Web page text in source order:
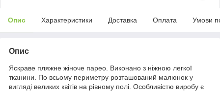
Опис Характеристики Доставка Оплата Умови
Опис
Яскраве пляжне жіноче парео. Виконано з ніжною легкої
тканини. По всьому периметру розташований малюнок у
вигляді великих квітів на рівному полі. Особливістю виробу є